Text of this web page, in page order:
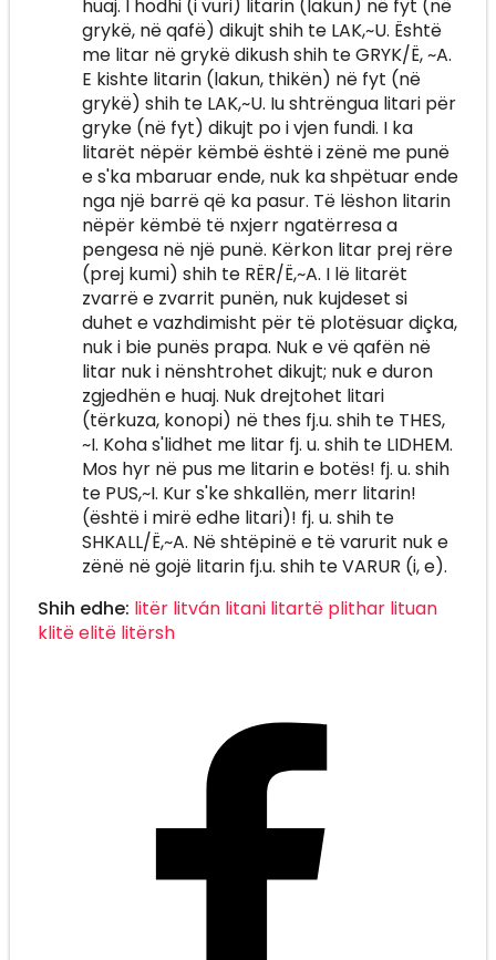
huaj. I hodhi (i vuri) litarin (lakun) në fyt (në
grykë, në qafë) dikujt shih te LAK,~U. Është
me litar në grykë dikush shih te GRYK/Ë, ~A.
E kishte litarin (lakun, thikën) në fyt (në
grykë) shih te LAK,~U. Iu shtrëngua litari për
gryke (në fyt) dikujt po i vjen fundi. I ka
litarët nëpër këmbë është i zënë me punë
e s'ka mbaruar ende, nuk ka shpëtuar ende
nga një barrë që ka pasur. Të lëshon litarin
nëpër këmbë të nxjerr ngatërresa a
pengesa në një punë. Kërkon litar prej rëre
(prej kumi) shih te RËR/Ë,~A. I lë litarët
zvarrë e zvarrit punën, nuk kujdeset si
duhet e vazhdimisht për të plotësuar diçka,
nuk i bie punës prapa. Nuk e vë qafën në
litar nuk i nënshtrohet dikujt; nuk e duron
zgjedhën e huaj. Nuk drejtohet litari
(tërkuza, konopi) në thes fj.u. shih te THES,
~I. Koha s'lidhet me litar fj. u. shih te LIDHEM.
Mos hyr në pus me litarin e botës! fj. u. shih
te PUS,~I. Kur s'ke shkallën, merr litarin!
(është i mirë edhe litari)! fj. u. shih te
SHKALL/Ë,~A. Në shtëpinë e të varurit nuk e
zënë në gojë litarin fj.u. shih te VARUR (i, e).
Shih edhe: litër litván litani litartë plithar lituan
klitëelitë litërsh